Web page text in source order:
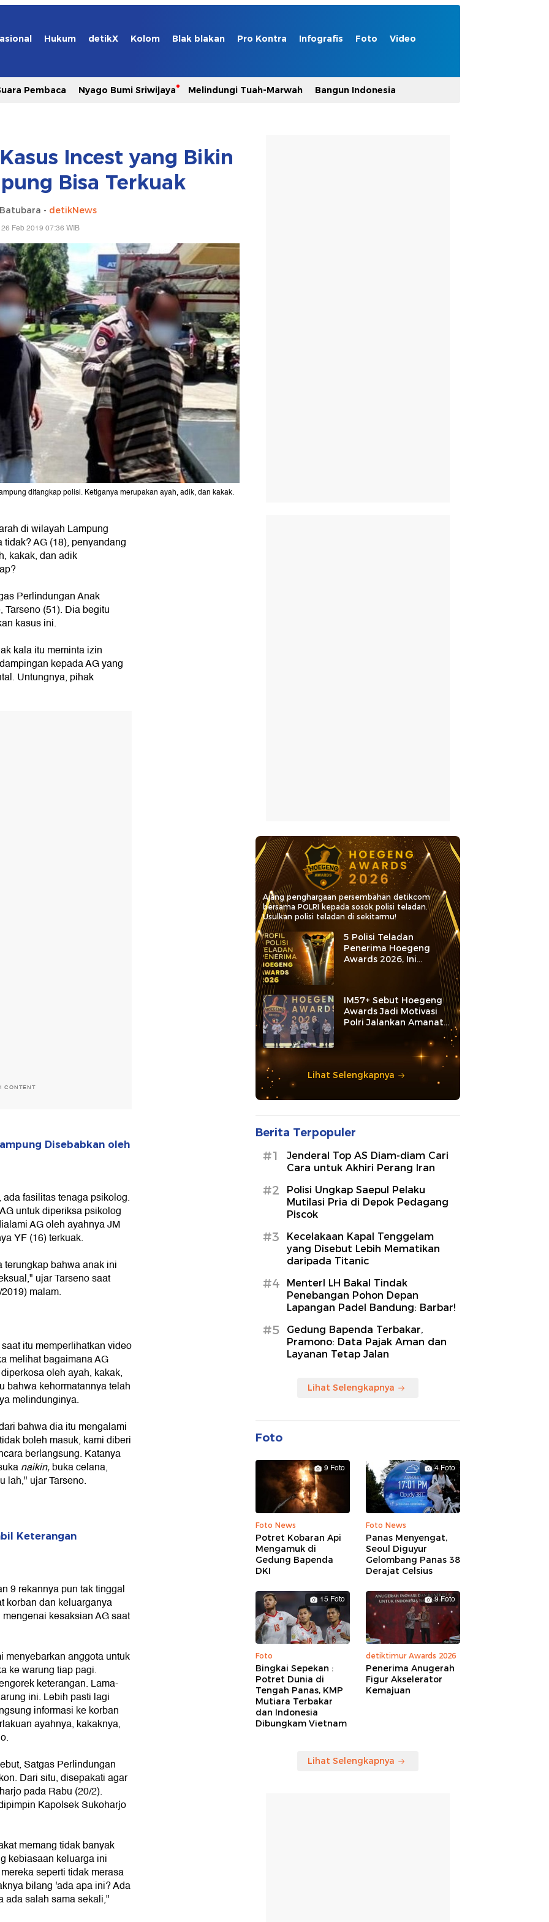
Hukum detikX Kolom Blak blakan Pro Kontra Infografis Foto Video
Pembaca Nyago Bumi Sriwijaya Melindungi Tuah-Marwah Bangun Indonesia
Incest yang Bikin
Bisa Terkuak
- detikNews
Feb 2019 07:36 WIB
ditangkap polisi. Ketiganya merupakan ayah, adik, dan kakak.
di wilayah Lampung
AG (18), penyandang
kakak, dan adik
Perlindungan Anak
(51). Dia begitu
kasus ini.
kala itu meminta izin
kepada AG yang
Untungnya, pihak
CONTENT
Disebabkan oleh
fasilitas tenaga psikolog.
untuk diperiksa psikolog
AG oleh ayahnya JM
YF (16) terkuak.
bahwa anak ini
ujar Tarseno saat
malam.
itu memperlihatkan video
melihat bagaimana AG
oleh ayah, kakak,
bahwa kehormatannya telah
melindunginya.
bahwa dia itu mengalami
boleh masuk, kami diberi
berlangsung. Katanya
naikin,buka celana,
lah," ujar Tarseno.
Keterangan
9 rekannya pun tak tinggal
korban dan keluarganya
kesaksian AG saat
menyebarkan anggota untuk
ke warung tiap pagi.
keterangan. Lama-
ini. Lebih pasti lagi
informasi ke korban
ayahnya, kakaknya,
Satgas Perlindungan
Dari situ, disepakati agar
pada Rabu (20/2).
Kapolsek Sukoharjo
memang tidak banyak
kebiasaan keluarga ini
seperti tidak merasa
bilang 'ada apa ini? Ada
ada salah sama sekali,"
Ajang penghargaan persembahan detikcom
bersama POLRI kepada sosok polisi teladan.
Usulkan polisi teladan di sekitarmu!
5 Polisi Teladan
Penerima Hoegeng
Awards 2026, Ini
Kategori dan Kiprahnya
IM57+ Sebut Hoegeng
Awards Jadi Motivasi
Polri Jalankan Amanat
Lihat Selengkapnya
Berita Terpopuler
#1
Jenderal Top AS Diam-diam Cari
Cara untuk Akhiri Perang Iran
#2
Polisi Ungkap Saepul Pelaku
Mutilasi Pria di Depok Pedagang
Piscok
#3
Kecelakaan Kapal Tenggelam
yang Disebut Lebih Mematikan
daripada Titanic
#4
MenterI LH Bakal Tindak
Penebangan Pohon Depan
Lapangan Padel Bandung: Barbar!
#5
Gedung Bapenda Terbakar,
Pramono: Data Pajak Aman dan
Layanan Tetap Jalan
Lihat Selengkapnya
Foto
9 Foto
Foto News
Potret Kobaran Api
Mengamuk di
Gedung Bapenda
DKI
4 Foto
Foto News
Panas Menyengat,
Seoul Diguyur
Gelombang Panas 38
Derajat Celsius
15 Foto
Foto
Bingkai Sepekan :
Potret Dunia di
Tengah Panas, KMP
Mutiara Terbakar
dan Indonesia
Dibungkam Vietnam
9 Foto
detiktimur Awards 2026
Penerima Anugerah
Figur Akselerator
Kemajuan
Lihat Selengkapnya